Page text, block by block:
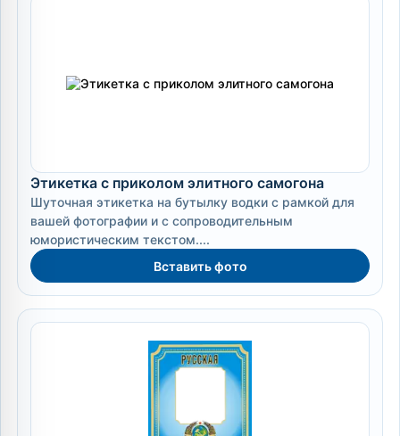
Этикетка с приколом элитного самогона
Шуточная этикетка на бутылку водки с рамкой для
вашей фотографии и с сопроводительным
юмористическим текстом....
Вставить фото